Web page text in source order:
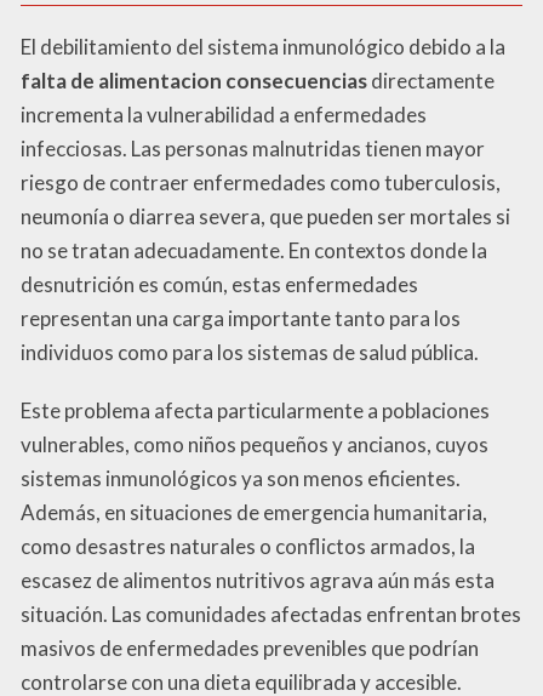
El debilitamiento del sistema inmunológico debido a la
falta de alimentacion consecuenciasdirectamente
incrementa la vulnerabilidad a enfermedades
infecciosas. Las personas malnutridas tienen mayor
riesgo de contraer enfermedades como tuberculosis,
neumonía o diarrea severa, que pueden ser mortales si
no se tratan adecuadamente. En contextos donde la
desnutrición es común, estas enfermedades
representan una carga importante tanto para los
individuos como para los sistemas de salud pública.
Este problema afecta particularmente a poblaciones
vulnerables, como niños pequeños y ancianos, cuyos
sistemas inmunológicos ya son menos eficientes.
Además, en situaciones de emergencia humanitaria,
como desastres naturales o conflictos armados, la
escasez de alimentos nutritivos agrava aún más esta
situación. Las comunidades afectadas enfrentan brotes
masivos de enfermedades prevenibles que podrían
controlarse con una dieta equilibrada y accesible.